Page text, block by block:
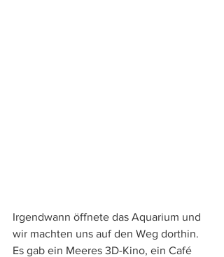
Irgendwann öffnete das Aquarium und
wir machten uns auf den Weg dorthin.
Es gab ein Meeres 3D-Kino, ein Café